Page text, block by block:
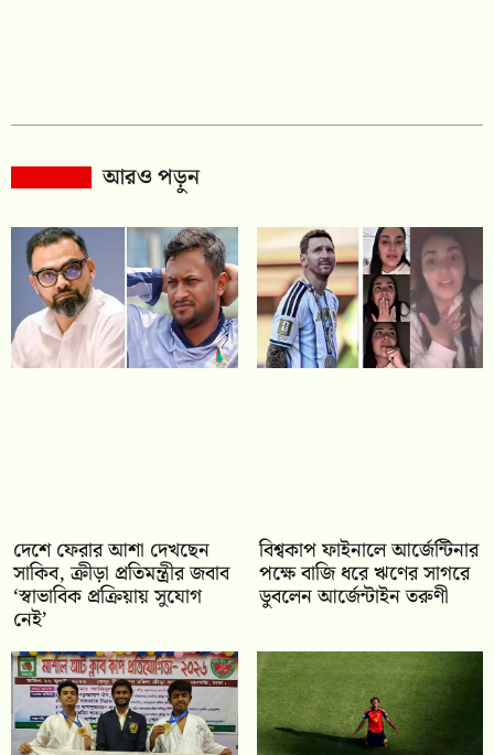
আরও পড়ুন
দেশে ফেরার আশা দেখছেন
সাকিব, ক্রীড়া প্রতিমন্ত্রীর জবাব
‘স্বাভাবিক প্রক্রিয়ায় সুযোগ
নেই’
বিশ্বকাপ ফাইনালে আর্জেন্টিনার
পক্ষে বাজি ধরে ঋণের সাগরে
ডুবলেন আর্জেন্টাইন তরুণী